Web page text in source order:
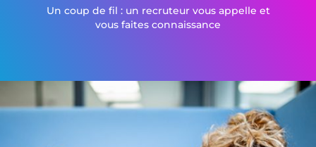
Un coup de fil : un recruteur vous appelle et
vous faites connaissance